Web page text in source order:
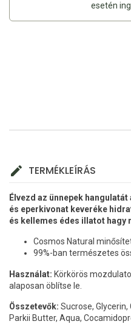
esetén
TERMÉKLEÍRÁS
Élvezd az ünnepek
és eperkivonat keveréke
és kellemes édes illatot hagy
Cosmos Natural
99%-ban természetes
Használat: Körkörös
alaposan öblítse le.
Összetevők: Sucrose,
Parkii Butter, Aqua,